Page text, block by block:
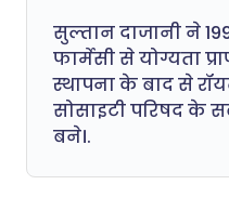
सुल्तान दाजानी ने
फार्मेसी से योग्यता
स्थापना के बाद से
सोसाइटी परिषद के
बने।.